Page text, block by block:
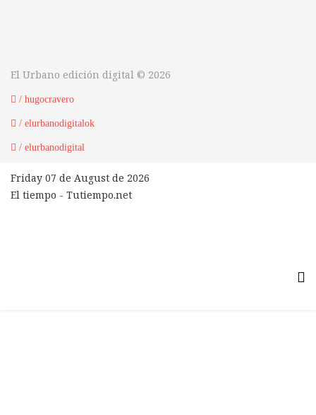
El Urbano edición digital © 2026
/ hugocravero
/ elurbanodigitalok
/ elurbanodigital
Friday 07 de August de 2026
El tiempo - Tutiempo.net